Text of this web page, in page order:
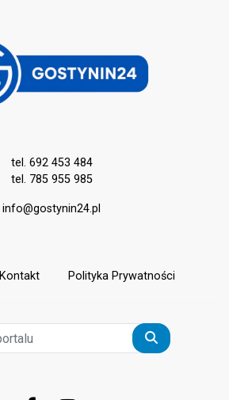
tel. 692 453 484
tel. 785 955 985
info@gostynin24.pl
Kontakt Polityka Prywatności
Szukaj